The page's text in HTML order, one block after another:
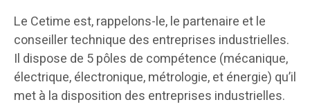
Le Cetime est, rappelons-le, le partenaire et le
conseiller technique des entreprises industrielles.
Il dispose de 5 pôles de compétence (mécanique,
électrique, électronique, métrologie, et énergie) qu’il
met à la disposition des entreprises industrielles.